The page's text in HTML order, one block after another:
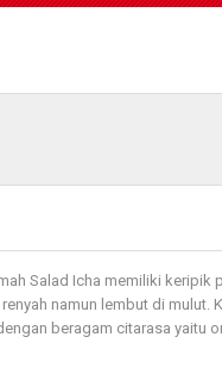
Salad Icha memiliki keripik
namun lembut di mulut.
beragam citarasa yaitu